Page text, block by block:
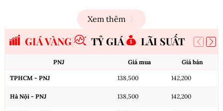
Xem thêm
GIÁ VÀNG TỶ GIÁ LÃI SUẤT
PNJ Giá mua Giá bán
TPHCM - PNJ 138,500 142,200
Hà Nội - PNJ 138,500 142,200